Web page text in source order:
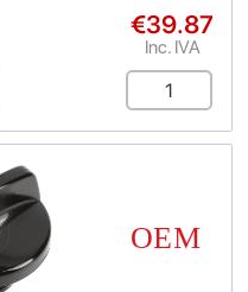
€39.87
Inc. IVA